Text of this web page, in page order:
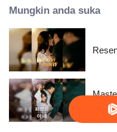
Mungkin anda suka
Ver.)